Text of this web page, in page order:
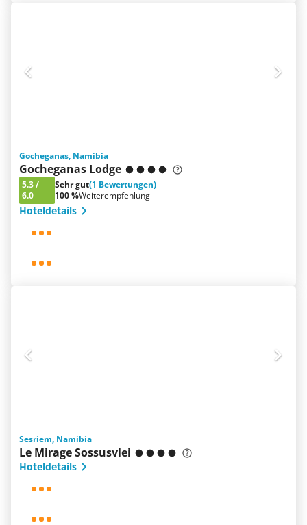
Gocheganas, Namibia
Gocheganas Lodge
5.3/
6.0
Sehr gut(1 Bewertungen)
100 %Weiterempfehlung
Hoteldetails
Sesriem, Namibia
Le Mirage Sossusvlei
Hoteldetails